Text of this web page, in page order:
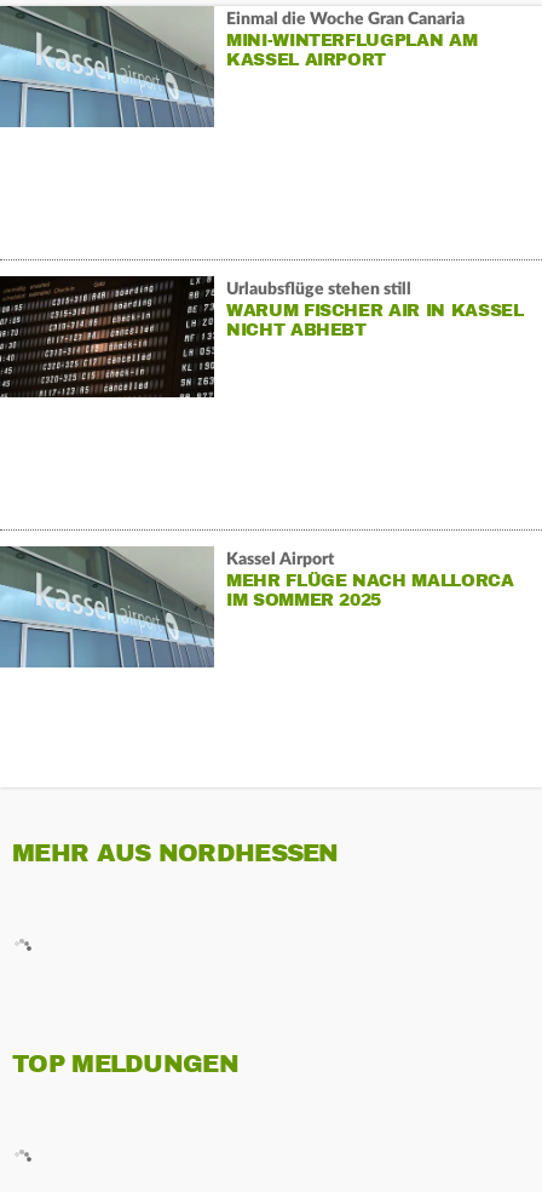
Einmal die Woche Gran Canaria
MINI-WINTERFLUGPLAN AM
KASSEL AIRPORT
Urlaubsflüge stehen still
WARUM FISCHER AIR IN KASSEL
NICHT ABHEBT
Kassel Airport
MEHR FLÜGE NACH MALLORCA
IM SOMMER 2025
MEHR AUS NORDHESSEN
TOP MELDUNGEN